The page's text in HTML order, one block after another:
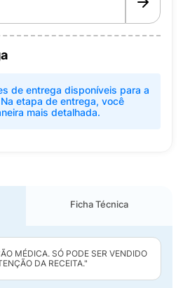
de entrega disponíveis para a
etapa de entrega, você
mais detalhada.
Ficha Técnica
MÉDICA. SÓ PODE SER VENDIDO
DA RECEITA."